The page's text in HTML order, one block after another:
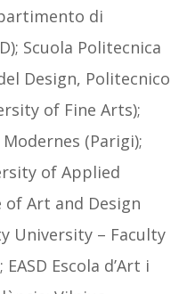
di
Scuola Politecnica
Design, Politecnico
of Fine Arts);
(Parigi);
of Applied
of Art and Design
University – Faculty
Escola d’Art i